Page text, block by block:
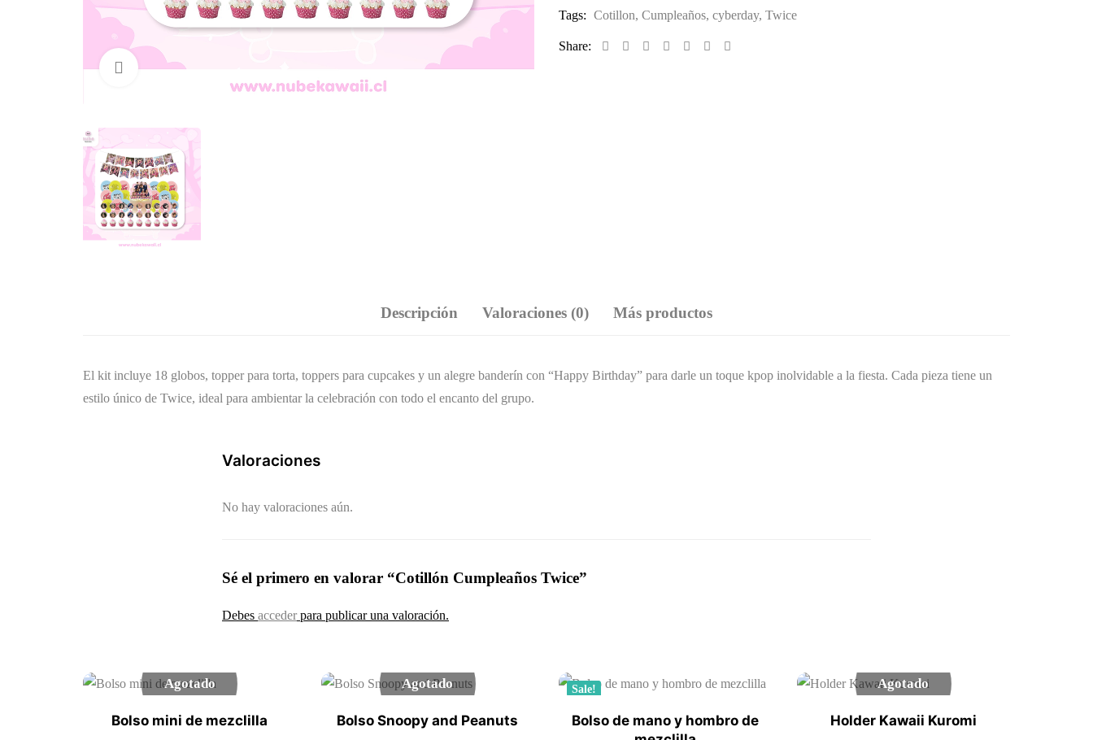
Click para agrandar
Tags: Cotillon, Cumpleaños, cyberday, Twice
Share:
Descripción Valoraciones (0) Más productos
El kit incluye 18 globos, topper para torta, toppers para cupcakes y un alegre banderín con “Happy Birthday” para darle un toque kpop inolvidable a la fiesta. Cada pieza tiene un
estilo único de Twice, ideal para ambientar la celebración con todo el encanto del grupo.
Valoraciones
No hay valoraciones aún.
Sé el primero en valorar “Cotillón Cumpleaños Twice”
Debes accederpara publicar una valoración.
Agotado
Bolso mini de mezclilla
Agotado
Bolso Snoopy and Peanuts
Sale!
Bolso de mano y hombro de
Agotado
Holder Kawaii Kuromi